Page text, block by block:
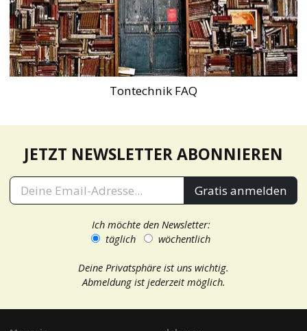
Tontechnik FAQ
JETZT NEWSLETTER ABONNIEREN
Gratis anmelden
Ich möchte den Newsletter:
täglich
wöchentlich
Deine Privatsphäre ist uns wichtig.
Abmeldung ist jederzeit möglich.